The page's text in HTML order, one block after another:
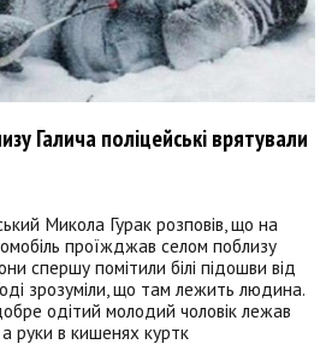
Галича поліцейські врятували
Микола Гурак розповів, що на
проїжджав селом поблизу
спершу помітили білі підошви від
зрозуміли, що там лежить людина.
одітий молодий чоловік лежав
а руки в кишенях куртк